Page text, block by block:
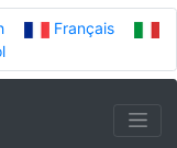
Français